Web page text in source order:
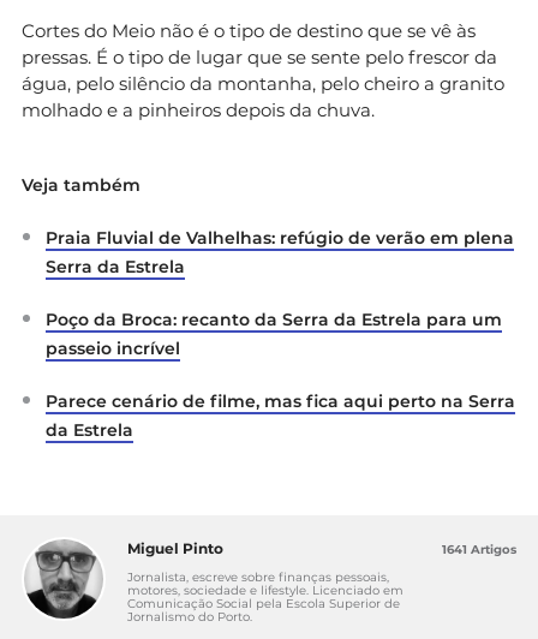
Cortes do Meio não é o tipo de destino que se vê às
pressas. É o tipo de lugar que se sente pelo frescor da
água, pelo silêncio da montanha, pelo cheiro a granito
molhado e a pinheiros depois da chuva.
Veja também
Praia Fluvial de Valhelhas: refúgio de verão em plena
Serra da Estrela
Poço da Broca: recanto da Serra da Estrela para um
passeio incrível
Parece cenário de filme, mas fica aqui perto na Serra
da Estrela
Miguel Pinto
Jornalista, escreve sobre finanças pessoais,
motores, sociedade e lifestyle. Licenciado em
Comunicação Social pela Escola Superior de
Jornalismo do Porto.
1641 Artigos